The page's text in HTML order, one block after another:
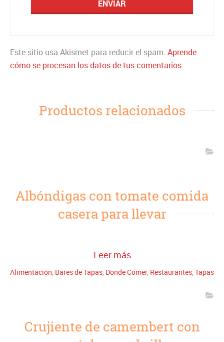
Este sitio usa Akismet para reducir el spam. Aprende
cómo se procesan los datos de tus comentarios.
Productos relacionados
Albóndigas con tomate comida
casera para llevar
Leer más
Alimentación, Bares de Tapas, Donde Comer, Restaurantes, Tapas
Crujiente de camembert con